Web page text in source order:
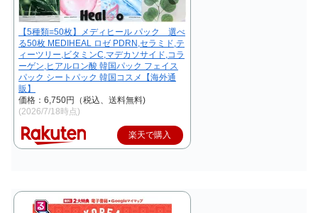
【5種類=50枚】メディヒール パック 選べ
る50枚 MEDIHEAL ロゼ PDRN,セラミド,テ
ィーツリー,ビタミンC,マデカソサイド,コラ
ーゲン,ヒアルロン酸 韓国パック フェイス
パック シートパック 韓国コスメ【海外通
販】
価格：6,750円（税込、送料無料)
(2026/7/18時点)
楽天で購入